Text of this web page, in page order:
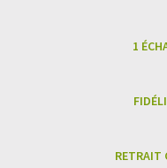
1
RETRAIT